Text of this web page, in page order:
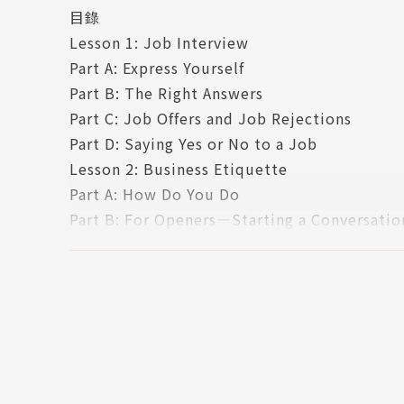
★ 職場必備實戰對話及範例，如商展申請、合約
★ 搭配實景影片、商務書信範例，有效強化職場
★ 針對課程內容設計擬真多益試題，提升商業英
上班族需要的全方位商務英語，一書搞定 ！
本書主要是針對上班族或是想要準備TOEIC考試
容也非常適合一般欲精進職場英語能力之讀者使
全，將有效幫助你解決職場中會遇到的各種英語疑
本書共10大主題，包括商務禮儀、業務銷售、
目錄
Lesson 1: Job Interview
Part A: Express Yourself
Part B: The Right Answers
Part C: Job Offers and Job Rejections
Part D: Saying Yes or No to a Job
Lesson 2: Business Etiquette
Part A: How Do You Do
Part B: For Openers—Starting a